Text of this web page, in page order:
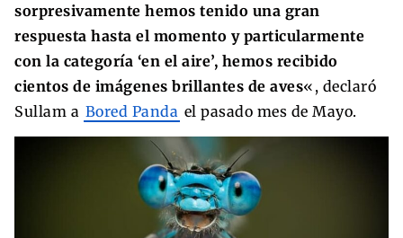
sorpresivamente hemos tenido una gran
respuesta hasta el momento y particularmente
con la categoría ‘en el aire’, hemos recibido
cientos de imágenes brillantes de aves«, declaró
Sullam a Bored Panda el pasado mes de Mayo.